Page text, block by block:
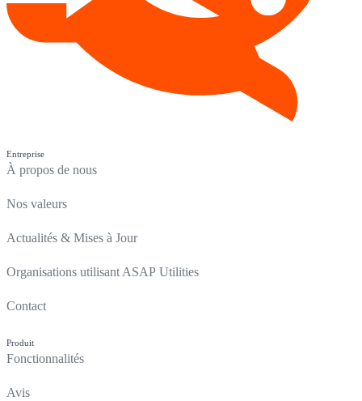
Entreprise
À propos de nous
Nos valeurs
Actualités & Mises à Jour
Organisations utilisant ASAP Utilities
Contact
Produit
Fonctionnalités
Avis